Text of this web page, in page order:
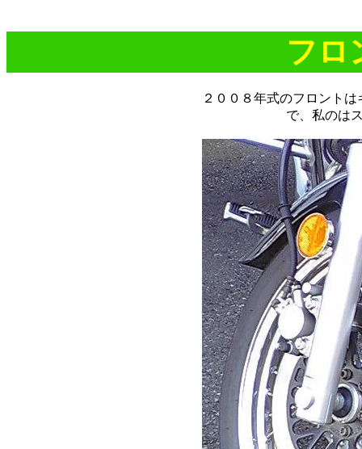
フロ
２００８年式のフロント
で、私のは